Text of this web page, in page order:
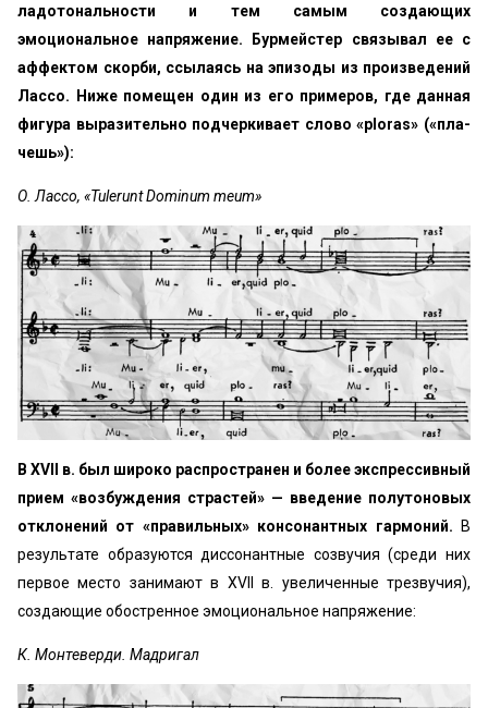
ладотональности и тем самым создающих
эмоциональное напряжение. Бурмейстер связывал ее с
аффектом скорби, ссылаясь на эпизоды из произ­ведений
Лассо. Ниже помещен один из его примеров, где данная
фигура выразительно подчеркивает слово «ploras» («пла­
чешь»):
О. Лассо, «Tulerunt Dominum meum»
В XVII в. был широко распространен и более экспрессивный
прием «возбуждения страстей» — введение полутоновых
откло­нений от «правильных» консонантных гармоний.
В
результате образуются диссонантные созвучия (среди них
первое место за­нимают в XVII в. увеличенные трезвучия),
создающие обострен­ное эмоциональное напряжение:
К. Монтеверди. Мадригал